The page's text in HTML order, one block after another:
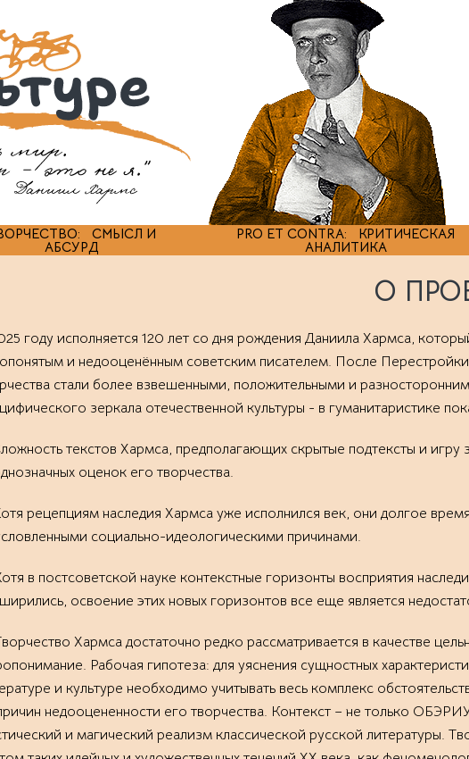
СМЫСЛ И
АБСУРД
PRO ET CONTRA: КРИТИЧЕСКАЯ
АНАЛИТИКА
О
году исполняется 120 лет со дня рождения Даниила Хармса,
и недооценённым советским писателем. После
стали более взвешенными, положительными и
зеркала отечественной культуры - в гуманитаристике
текстов Хармса, предполагающих скрытые подтексты и
оценок его творчества.
рецепциям наследия Хармса уже исполнился век, они долгое
социально-идеологическими причинами.
в постсоветской науке контекстные горизонты восприятия
освоение этих новых горизонтов все еще является
Хармса достаточно редко рассматривается в качестве
Рабочая гипотеза: для уяснения сущностных
и культуре необходимо учитывать весь комплекс
недооцененности его творчества. Контекст – не только
и магический реализм классической русской литературы.